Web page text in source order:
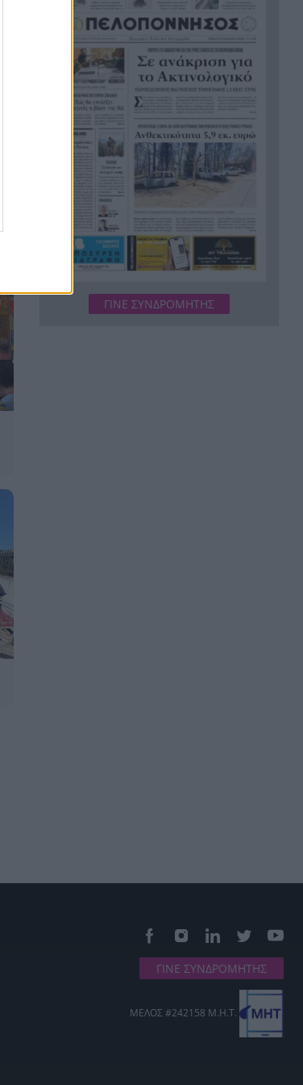
πρωτότυπα και Νικολάου,
ΦΩΤΟ
22:12 «Δεν χάσαμε μόνο ένα σπίτι»,
η τρομερή ιστορία οικογένειας
από τη Βρετανία που
καταστράφηκε στις φωτιές
στην Αιγιάλεια
Καταγγελία ερευνητή του
ΑΠΘ: «Χυδαίο τραμπουκισμό
από τους διάφορους
“φιλόζωους”»
21:48 «Ένα τέταρτο γινόταν ΚΑΡΠΑ.
Δεν βρίσκαμε σημάδια ζωής»,
για τον πνιγμό στα Μάλια
ΓΙΝΕ ΣΥΝΔΡΟΜΗΤΗΣ
ΓΙΝΕ ΣΥΝΔΡΟΜΗΤΗΣ
ΜΕΛΟΣ #242158 Μ.Η.Τ.